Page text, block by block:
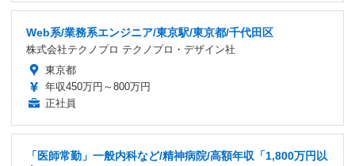
Web系/業務系エンジニア/東京駅/東京都/千代田区
株式会社テクノプロ テクノプロ・デザイン社
東京都
年収450万円～800万円
正社員
「医師常勤」一般内科など/精神病院/高額年収「1,800万円以